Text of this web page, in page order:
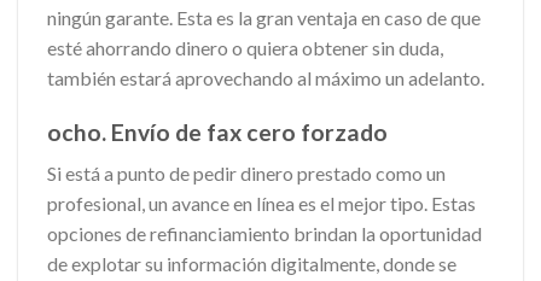
ningún garante. Esta es la gran ventaja en caso de que
esté ahorrando dinero o quiera obtener sin duda,
también estará aprovechando al máximo un adelanto.
ocho. Envío de fax cero forzado
Si está a punto de pedir dinero prestado como un
profesional, un avance en línea es el mejor tipo. Estas
opciones de refinanciamiento brindan la oportunidad
de explotar su información digitalmente, donde se